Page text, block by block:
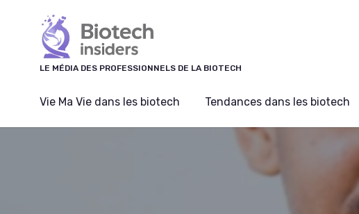
LE MÉDIA DES PROFESSIONNELS DE LA BIOTECH
Vie Ma Vie dans les biotech Tendances dans les biotech